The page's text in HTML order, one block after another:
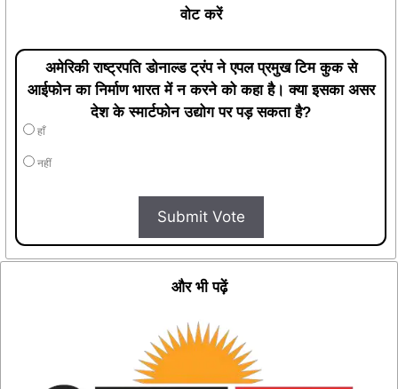
वोट करें
अमेरिकी राष्ट्रपति डोनाल्ड ट्रंप ने एपल प्रमुख टिम कुक से
आईफोन का निर्माण भारत में न करने को कहा है। क्या इसका असर
देश के स्मार्टफोन उद्योग पर पड़ सकता है?
हाँ
नहीं
Submit Vote
और भी पढ़ें